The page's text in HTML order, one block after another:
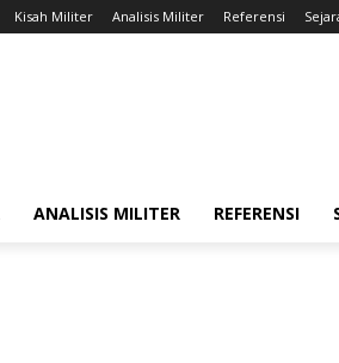
Kisah Militer Analisis Militer Referensi
ANALISIS MILITER REFERENSI